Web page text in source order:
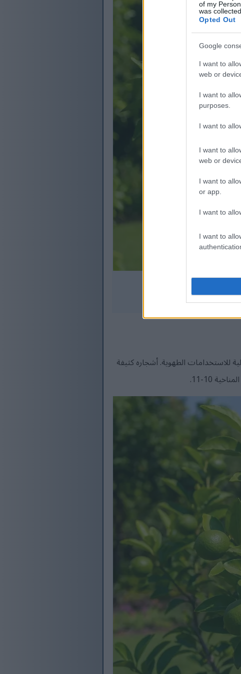
of my
was collected.
Opted Out
Google
I want to
web or
I want to
purposes.
I want to
I want to
web or
I want to
or app.
I want to
I want to
للاستخدامات الطهوية. أشجاره كثيفة